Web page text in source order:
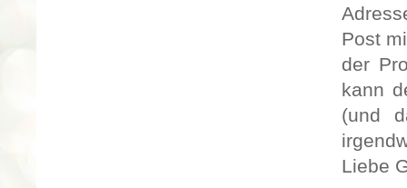
Post
der
kann
(und
Liebe